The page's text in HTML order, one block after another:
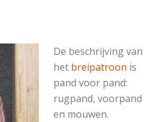
De beschrijving van
het breipatroon is
pand voor pand:
rugpand, voorpand
en mouwen.